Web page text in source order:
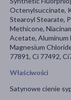
Octenylsuccinate,
Stearoyl Stearate,
Methicone,
Acetate, Aluminum
Magnesium
77891, Ci 77492,
Właściwości
Satynowe cienie